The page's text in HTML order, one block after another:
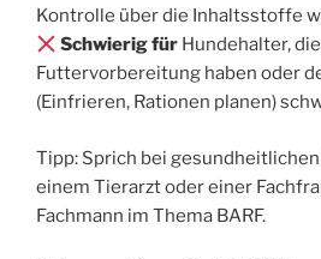
Kontrolle über die Inhaltsstoffe
Schwierig für Hundehalter,
Futtervorbereitung haben oder
(Einfrieren, Rationen planen)
Tipp: Sprich bei
einem Tierarzt oder einer
Fachmann im Thema BARF.